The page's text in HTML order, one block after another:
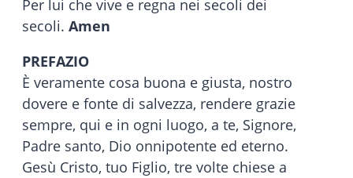
Per lui che vive e regna nei secoli dei
secoli. Amen
PREFAZIO
È veramente cosa buona e giusta, nostro
dovere e fonte di salvezza, rendere grazie
sempre, qui e in ogni luogo, a te, Signore,
Padre santo, Dio onnipotente ed eterno.
Gesù Cristo, tuo Figlio, tre volte chiese a